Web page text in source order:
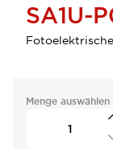
SA1U-
Menge auswählen